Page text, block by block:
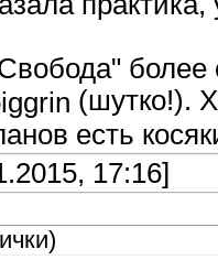
(шутко!).
есть
17:16]